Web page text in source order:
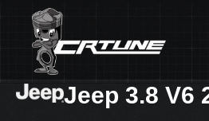
Jeep 3.8 V6